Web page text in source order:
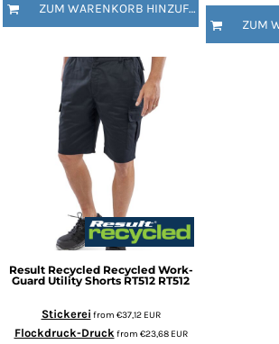
ZUM WARENKORB HINZUFÜGEN
Result Recycled Recycled Work-
Guard Utility Shorts RT512 RT512
Stickerei from €37,12 EUR
Flockdruck-Druckfrom €23,68 EUR